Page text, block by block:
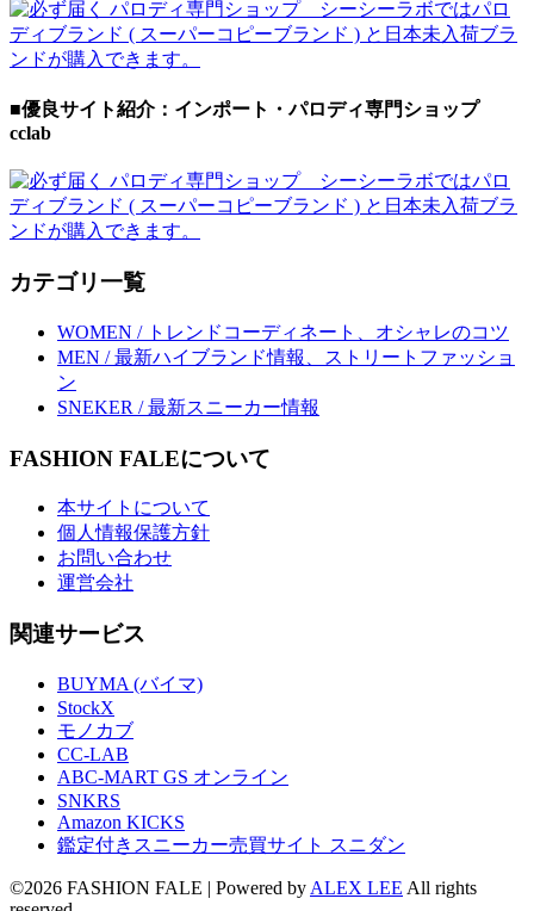
■優良サイト紹介：インポート・パロディ専門ショップ
cclab
カテゴリ一覧
WOMEN / トレンドコーディネート、オシャレのコツ
MEN / 最新ハイブランド情報、ストリートファッショ
ン
SNEKER / 最新スニーカー情報
FASHION FALEについて
本サイトについて
個人情報保護方針
お問い合わせ
運営会社
関連サービス
BUYMA (バイマ)
StockX
モノカブ
CC-LAB
ABC-MART GS オンライン
SNKRS
Amazon KICKS
鑑定付きスニーカー売買サイト スニダン
©2026 FASHION FALE | Powered by ALEX LEE All rights